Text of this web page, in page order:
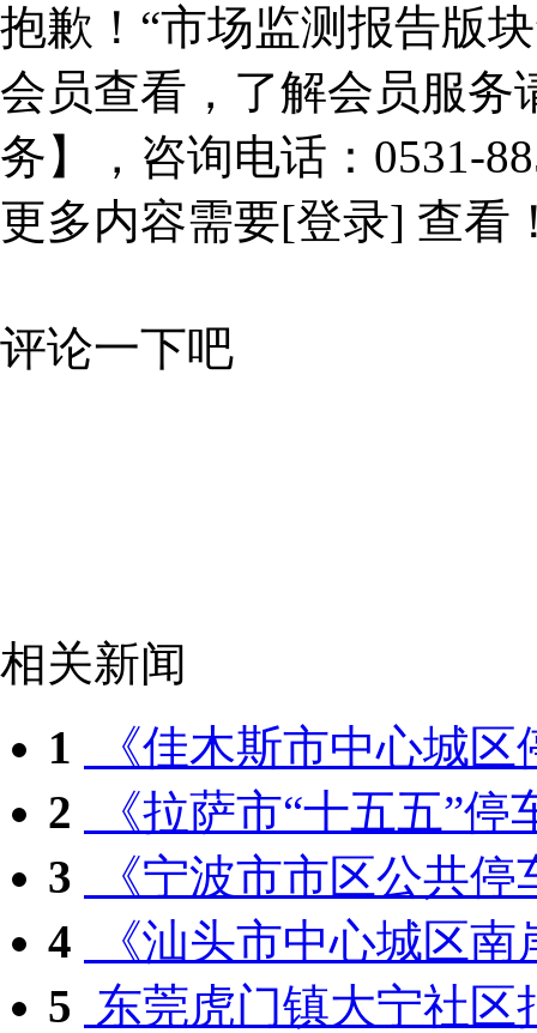
抱歉！“市场监测报告版
会员查看，了解会员服务
务】，咨询电话：0531-
更多内容需要[登录] 查看
评论一下吧
相关新闻
1
《佳木斯市中心城
2
《拉萨市“十五五”停
3
《宁波市市区公共
4
《汕头市中心城区
5 东莞虎门镇大宁社区